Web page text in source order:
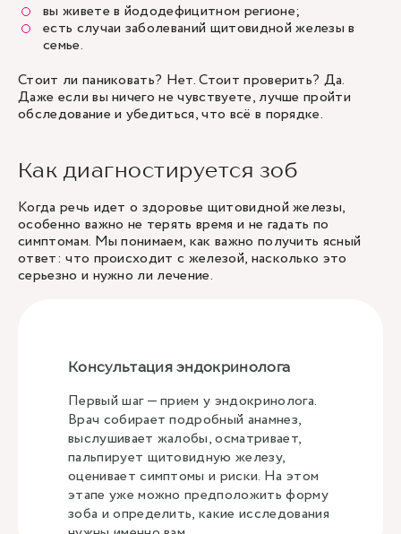
вы живете в йододефицитном регионе;
есть случаи заболеваний щитовидной железы в
семье.
Стоит ли паниковать? Нет. Стоит проверить? Да.
Даже если вы ничего не чувствуете, лучше пройти
обследование и убедиться, что всё в порядке.
Как диагностируется зоб
Когда речь идет о здоровье щитовидной железы,
особенно важно не терять время и не гадать по
симптомам. Мы понимаем, как важно получить ясный
ответ: что происходит с железой, насколько это
серьезно и нужно ли лечение.
Консультация эндокринолога
Первый шаг — прием у эндокринолога.
Врач собирает подробный анамнез,
выслушивает жалобы, осматривает,
пальпирует щитовидную железу,
оценивает симптомы и риски. На этом
этапе уже можно предположить форму
зоба и определить, какие исследования